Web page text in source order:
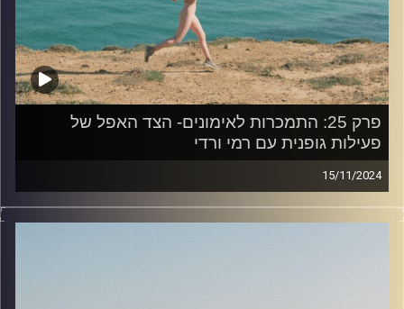
פרק 25: התמכרות לאימונים- הצד האפל של
פעילות גופנית עם רמי ורדי
15/11/2024
בפרק היום נדבר על התמכרות לאימונים יחד עם רמי ורדי.
חוקר בתחום הפסיכולוגיה של הספורט והפעילות גופנית,